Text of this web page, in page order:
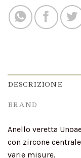
DESCRIZIONE
BRAND
Anello veretta
con zircone
varie misure.